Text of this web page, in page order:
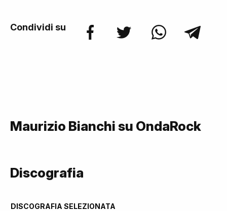
Condividi su
Maurizio Bianchi su OndaRock
Discografia
DISCOGRAFIA SELEZIONATA